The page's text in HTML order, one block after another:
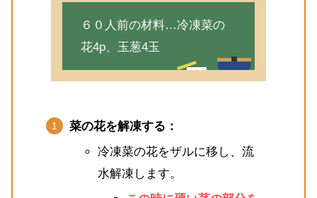
６０人前の材料…冷凍菜の
花4p、玉葱4玉
菜の花を解凍する：
冷凍菜の花をザルに移し、流
水解凍します。